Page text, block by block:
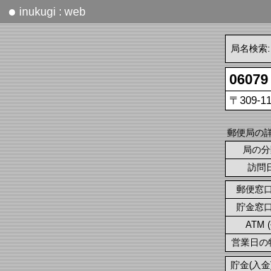
● inukugi : web
局名検索:
06079
〒309-
郵便局の
局の
訪問
郵便窓
貯金窓
ATM
営業日の
貯金(入